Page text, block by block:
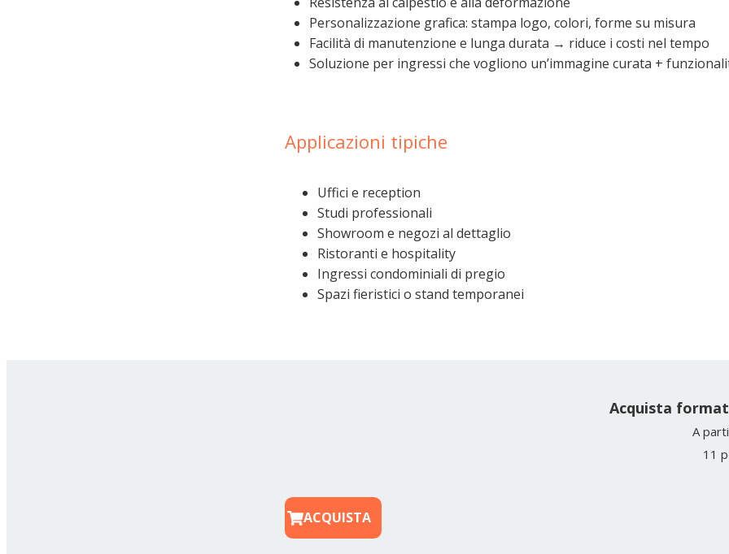
Personalizzazione grafica: stampa logo, colori, forme su misura
Facilità di manutenzione e lunga durata → riduce i costi nel tempo
Soluzione per ingressi che vogliono un’immagine curata +
Applicazioni tipiche
Uffici e reception
Studi professionali
Showroom e negozi al dettaglio
Ristoranti e hospitality
Ingressi condominiali di pregio
Spazi fieristici o stand temporanei
Acquista
A
11
ACQUISTA